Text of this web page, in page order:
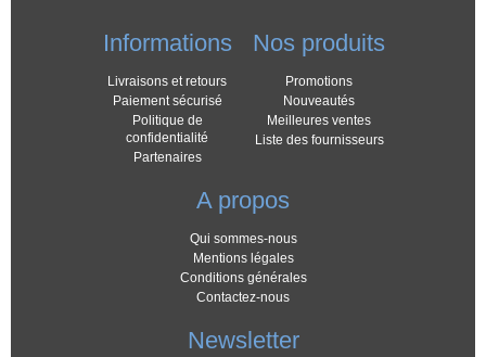
Informations
Livraisons et retours
Paiement sécurisé
Politique de
confidentialité
Partenaires
Nos produits
Promotions
Nouveautés
Meilleures ventes
Liste des fournisseurs
A propos
Qui sommes-nous
Mentions légales
Conditions générales
Contactez-nous
Newsletter